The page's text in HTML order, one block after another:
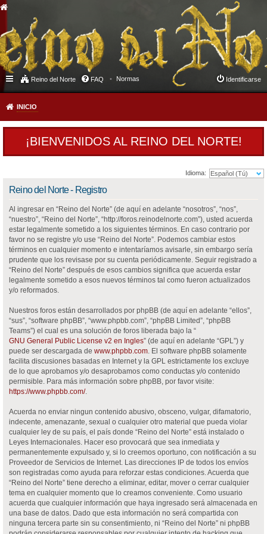
Reino del Norte FAQ Normas Identificarse
INICIO
¡BIENVENIDOS AL REINO DEL NORTE!
Idioma:
Reino del Norte - Registro
Al ingresar en “Reino del Norte” (de aquí en adelante “nosotros”, “nos”,
“nuestro”, “Reino del Norte”, “http://foros.reinodelnorte.com”), usted acuerda
estar legalmente sometido a los siguientes términos. En caso contrario por
favor no se registre y/o use “Reino del Norte”. Podemos cambiar estos
términos en cualquier momento e intentaríamos avisarle, sin embargo sería
prudente que los revisase por su cuenta periódicamente. Seguir registrado a
“Reino del Norte” después de esos cambios significa que acuerda estar
legalmente sometido a esos nuevos términos tal como fueron actualizados
y/o reformados.
Nuestros foros están desarrollados por phpBB (de aquí en adelante “ellos”,
“sus”, “software phpBB”, “www.phpbb.com”, “phpBB Limited”, “phpBB
Teams”) el cual es una solución de foros liberada bajo la “
GNU General Public License v2 en Ingles” (de aquí en adelante “GPL”) y
puede ser descargada de www.phpbb.com. El software phpBB solamente
facilita discusiones basadas en Internet y la GPL estrictamente los excluye
de lo que aprobamos y/o desaprobamos como conductas y/o contenido
permisible. Para más información sobre phpBB, por favor visite:
https://www.phpbb.com/.
Acuerda no enviar ningun contenido abusivo, obsceno, vulgar, difamatorio,
indecente, amenazante, sexual o cualquier otro material que pueda violar
cualquier ley de su país, el país donde “Reino del Norte” está instalado o
Leyes Internacionales. Hacer eso provocará que sea inmediata y
permanentemente expulsado y, si lo creemos oportuno, con notificación a su
Proveedor de Servicios de Internet. Las direcciones IP de todos los envíos
son registradas como ayuda para reforzar estas condiciones. Acuerda que
“Reino del Norte” tiene derecho a eliminar, editar, mover o cerrar cualquier
tema en cualquier momento que lo creamos conveniente. Como usuario
acuerda que cualquier información que haya ingresado será almacenada en
una base de datos. Dado que esta información no será compartida con
ninguna tercera parte sin su consentimiento, ni “Reino del Norte” ni phpBB